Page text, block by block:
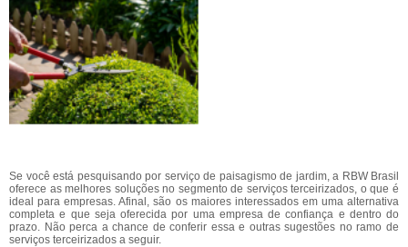
Se você está pesquisando por serviço de paisagismo de jardim, a RBW Brasil
oferece as melhores soluções no segmento de serviços terceirizados, o que é
ideal para empresas. Afinal, são os maiores interessados em uma alternativa
completa e que seja oferecida por uma empresa de confiança e dentro do
prazo. Não perca a chance de conferir essa e outras sugestões no ramo de
serviços terceirizados a seguir.